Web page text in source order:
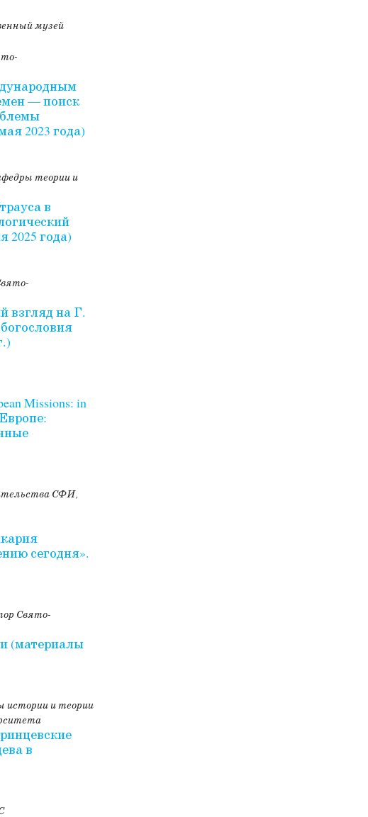
музей
— поиск
2023 года)
теории и
в
2025 года)
взгляд на Г.
Missions: in
СФИ,
сегодня».
Свято-
(материалы
истории и теории
в